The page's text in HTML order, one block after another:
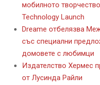
мобилното
Technology Launch
Dreame отбелязва
със специални
домовете с любимци
Издателство Хермес
от Лусинда Райли